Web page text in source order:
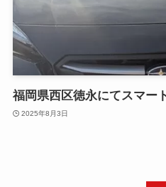
福岡県西区徳永にてスマー
2025年8月3日